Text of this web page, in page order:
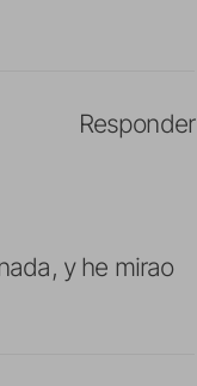
y he mirao
Responder